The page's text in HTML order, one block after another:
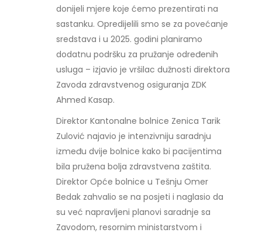
donijeli mjere koje ćemo prezentirati na
sastanku. Opredijelili smo se za povećanje
sredstava i u 2025. godini planiramo
dodatnu podršku za pružanje određenih
usluga – izjavio je vršilac dužnosti direktora
Zavoda zdravstvenog osiguranja ZDK
Ahmed Kasap.
Direktor Kantonalne bolnice Zenica Tarik
Zulović najavio je intenzivniju saradnju
između dvije bolnice kako bi pacijentima
bila pružena bolja zdravstvena zaštita.
Direktor Opće bolnice u Tešnju Omer
Bedak zahvalio se na posjeti i naglasio da
su već napravljeni planovi saradnje sa
Zavodom, resornim ministarstvom i